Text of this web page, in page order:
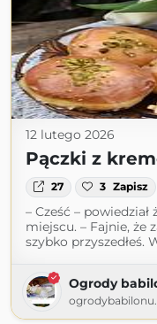
12 lutego 2026
Pączki z
27 3 Zapisz
– Cześć –
miejscu. – Fajnie, że
szybko przyszedłeś.
Ogrody